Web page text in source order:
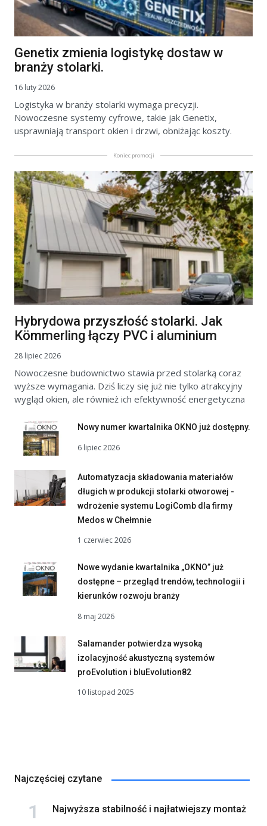
Genetix zmienia logistykę dostaw w
branży stolarki.
16 luty 2026
Logistyka w branży stolarki wymaga precyzji.
Nowoczesne systemy cyfrowe, takie jak Genetix,
usprawniają transport okien i drzwi, obniżając koszty.
Koniec promocji
Hybrydowa przyszłość stolarki. Jak
Kömmerling łączy PVC i aluminium
28 lipiec 2026
Nowoczesne budownictwo stawia przed stolarką coraz
wyższe wymagania. Dziś liczy się już nie tylko atrakcyjny
wygląd okien, ale również ich efektywność energetyczna
Nowy numer kwartalnika OKNO już dostępny.
6 lipiec 2026
Automatyzacja składowania materiałów
długich w produkcji stolarki otworowej -
wdrożenie systemu LogiComb dla firmy
Medos w Chełmnie
1 czerwiec 2026
Nowe wydanie kwartalnika „OKNO” już
dostępne – przegląd trendów, technologii i
kierunków rozwoju branży
8 maj 2026
Salamander potwierdza wysoką
izolacyjność akustyczną systemów
proEvolution i bluEvolution82
10 listopad 2025
Najczęściej czytane
Najwyższa stabilność i najłatwiejszy montaż